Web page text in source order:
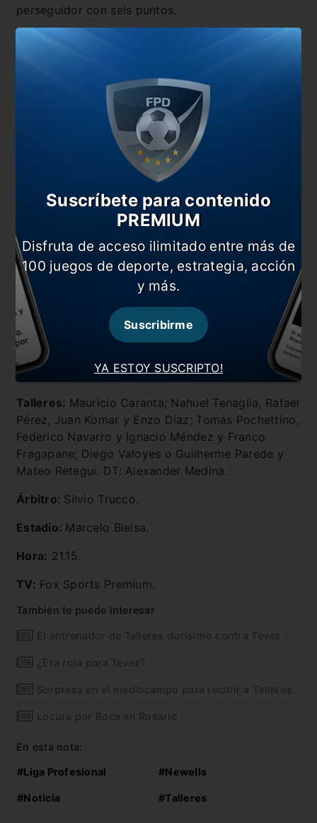
perseguidor con seis puntos.
Posibles formaciones
Newell’s:
Ramiro Macagno; Facundo Nadalín,
Manuel Guanini o Santiago Gentiletti, Fabricio
Fontanini y Mariano Bíttolo; Sebastián Palacios,
Pablo Pérez, Aníbal Moreno y Francisco González;
Ignacio Scocco y Maximiliano Rodríguez. DT:
Frank Kudelka.
Talleres: Mauricio Caranta; Nahuel Tenaglia, Rafael
Pérez, Juan Komar y Enzo Díaz; Tomás Pochettino,
Federico Navarro y Ignacio Méndez y Franco
Fragapane; Diego Valoyes o Guilherme Parede y
Mateo Retegui. DT: Alexander Medina.
Árbitro: Silvio Trucco.
Estadio: Marcelo Bielsa.
Hora: 21.15.
TV: Fox Sports Premium.
También te puede interesar
El entrenador de Talleres durísimo contra Tévez
¿Era roja para Tevez?
Sorpresa en el mediocampo para recibir a Talleres
Locura por Boca en Rosario
En esta nota:
#Liga Profesional #Newells
#Noticia #Talleres
YA ESTOY SUSCRIPTO!
Suscríbete para contenido
PREMIUM
Disfruta de acceso ilimitado entre más de
100 juegos de deporte, estrategia, acción
y más.
Suscribirme